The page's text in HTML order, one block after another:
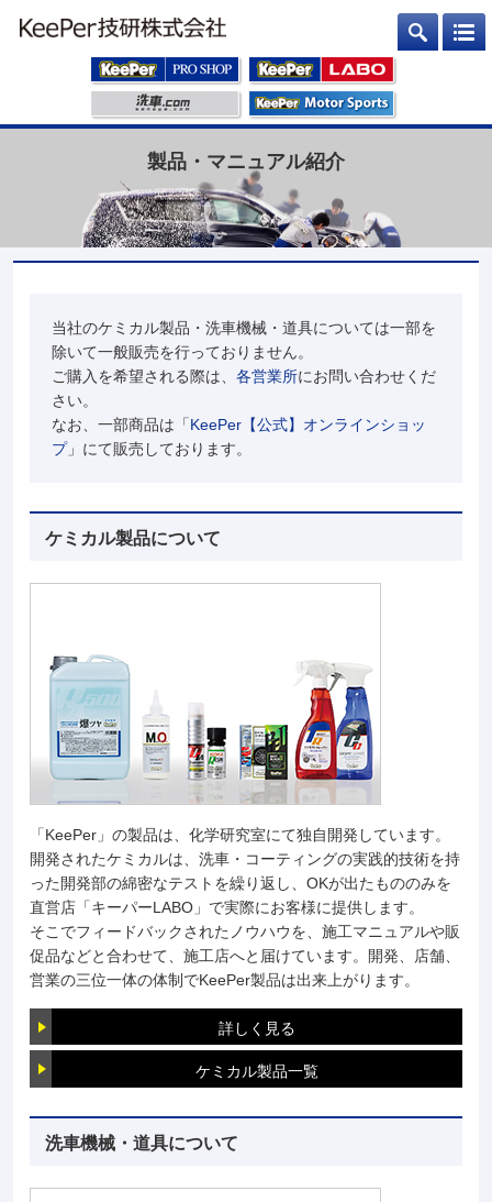
製品・マニュアル紹介
当社のケミカル製品・洗車機械・道具については一部を
除いて一般販売を行っておりません。
ご購入を希望される際は、 各営業所にお問い合わせくだ
さい。
なお、一部商品は「KeePer【公式】オンラインショッ
プ」にて販売しております。
ケミカル製品について
「KeePer」の製品は、化学研究室にて独自開発しています。
開発されたケミカルは、洗車・コーティングの実践的技術を持
った開発部の綿密なテストを繰り返し、OKが出たもののみを
直営店「キーパーLABO」で実際にお客様に提供します。
そこでフィードバックされたノウハウを、施工マニュアルや販
促品などと合わせて、施工店へと届けています。開発、店舗、
営業の三位一体の体制でKeePer製品は出来上がります。
詳しく見る
ケミカル製品一覧
洗車機械・道具について